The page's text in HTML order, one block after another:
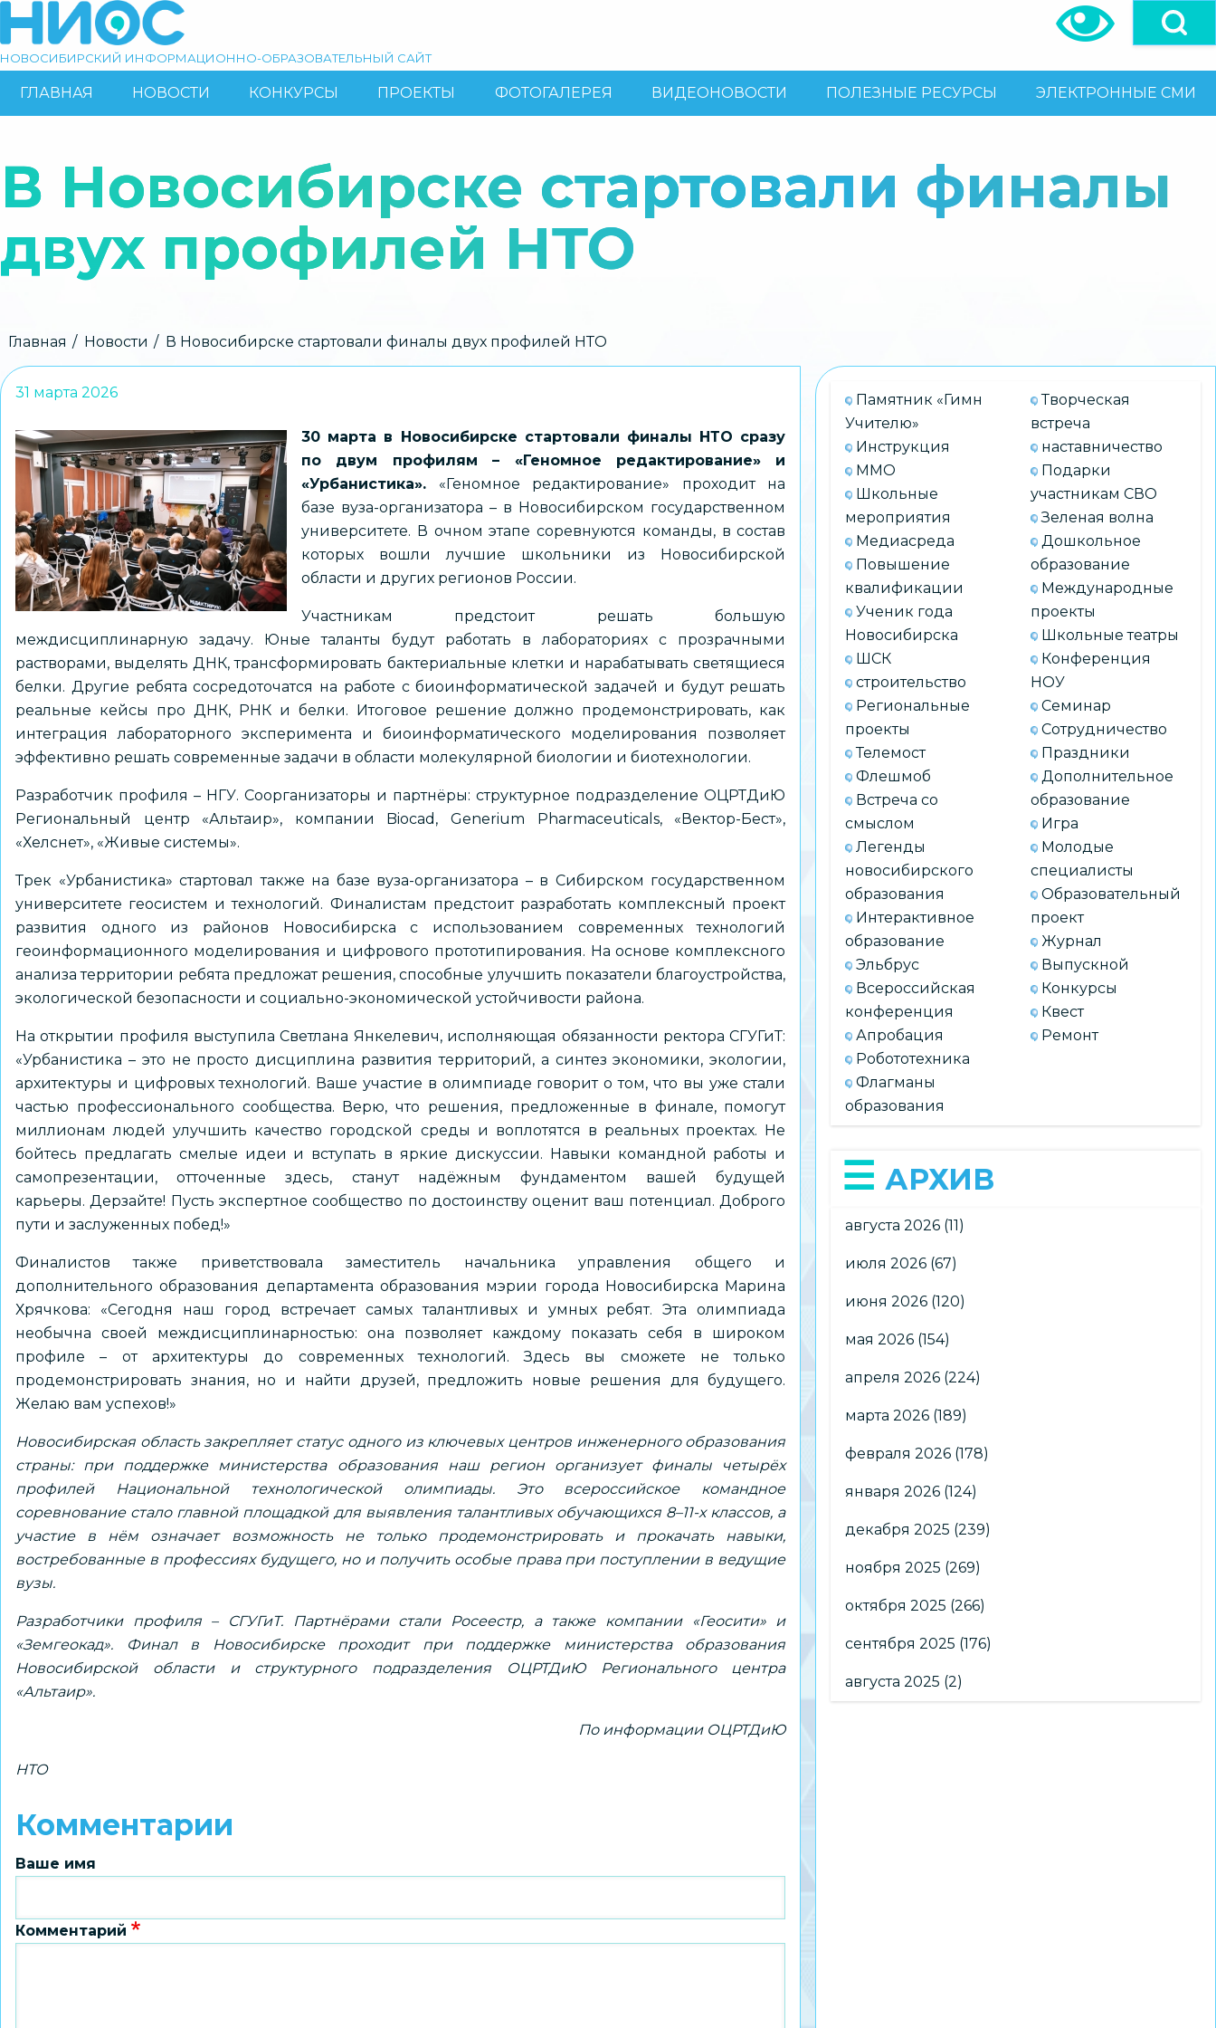
основному
Поиск
НОВОСИБИРСКИЙ ИНФОРМАЦИОННО-ОБРАЗОВАТЕЛЬНЫЙ САЙТ
ОСНОВНАЯ
ГЛАВНАЯ НОВОСТИ КОНКУРСЫ ПРОЕКТЫ ФОТОГАЛЕРЕЯ ВИДЕОНОВОСТИ ПОЛЕЗНЫЕ РЕСУРСЫ ЭЛЕКТРОННЫЕ СМИ
В Новосибирске стартовали финалы
двух профилей НТО
Строка
навигации
Главная Новости В Новосибирске стартовали финалы двух профилей НТО
31 марта 2026
30 марта в Новосибирске стартовали финалы НТО сразу
по двум профилям – «Геномное редактирование» и
«Урбанистика». «Геномное редактирование» проходит на
базе вуза-организатора – в Новосибирском государственном
университете. В очном этапе соревнуются команды, в состав
которых вошли лучшие школьники из Новосибирской
области и других регионов России.
Участникам предстоит решать большую
междисциплинарную задачу. Юные таланты будут работать в лабораториях с прозрачными
растворами, выделять ДНК, трансформировать бактериальные клетки и нарабатывать светящиеся
белки. Другие ребята сосредоточатся на работе с биоинформатической задачей и будут решать
реальные кейсы про ДНК, РНК и белки. Итоговое решение должно продемонстрировать, как
интеграция лабораторного эксперимента и биоинформатического моделирования позволяет
эффективно решать современные задачи в области молекулярной биологии и биотехнологии.
Разработчик профиля – НГУ. Соорганизаторы и партнёры: структурное подразделение ОЦРТДиЮ
Региональный центр «Альтаир», компании Biocad, Generium Pharmaceuticals, «Вектор-Бест»,
«Хелснет», «Живые системы».
Трек «Урбанистика» стартовал также на базе вуза-организатора – в Сибирском государственном
университете геосистем и технологий. Финалистам предстоит разработать комплексный проект
развития одного из районов Новосибирска с использованием современных технологий
геоинформационного моделирования и цифрового прототипирования. На основе комплексного
анализа территории ребята предложат решения, способные улучшить показатели благоустройства,
экологической безопасности и социально-экономической устойчивости района.
На открытии профиля выступила Светлана Янкелевич, исполняющая обязанности ректора СГУГиТ:
«Урбанистика – это не просто дисциплина развития территорий, а синтез экономики, экологии,
архитектуры и цифровых технологий. Ваше участие в олимпиаде говорит о том, что вы уже стали
частью профессионального сообщества. Верю, что решения, предложенные в финале, помогут
миллионам людей улучшить качество городской среды и воплотятся в реальных проектах. Не
бойтесь предлагать смелые идеи и вступать в яркие дискуссии. Навыки командной работы и
самопрезентации, отточенные здесь, станут надёжным фундаментом вашей будущей
карьеры. Дерзайте! Пусть экспертное сообщество по достоинству оценит ваш потенциал. Доброго
пути и заслуженных побед!»
Финалистов также приветствовала заместитель начальника управления общего и
дополнительного образования департамента образования мэрии города Новосибирска Марина
Хрячкова: «Сегодня наш город встречает самых талантливых и умных ребят. Эта олимпиада
необычна своей междисциплинарностью: она позволяет каждому показать себя в широком
профиле – от архитектуры до современных технологий. Здесь вы сможете не только
продемонстрировать знания, но и найти друзей, предложить новые решения для будущего.
Желаю вам успехов!»
Новосибирская область закрепляет статус одного из ключевых центров инженерного образования
страны: при поддержке министерства образования наш регион организует финалы четырёх
профилей
Национальной технологической олимпиады. Это всероссийское командное
соревнование стало главной площадкой для выявления талантливых обучающихся 8–11-х классов, а
участие в нём означает возможность не только продемонстрировать и прокачать навыки,
востребованные в профессиях будущего, но и получить особые права при поступлении в ведущие
вузы.
Разработчики профиля – СГУГиТ. Партнёрами стали Росеестр, а также компании «Геосити» и
«Земгеокад». Финал в Новосибирске проходит при поддержке министерства образования
Новосибирской области и структурного подразделения ОЦРТДиЮ Регионального центра
«Альтаир».
По информации ОЦРТДиЮ
НТО
Комментарии
Ваше имя
Комментарий
Памятник «Гимн
Учителю»
Инструкция
ММО
Школьные
мероприятия
Медиасреда
Повышение
квалификации
Ученик года
Новосибирска
ШСК
строительство
Региональные
проекты
Телемост
Флешмоб
Встреча со
смыслом
Легенды
новосибирского
образования
Интерактивное
образование
Эльбрус
Всероссийская
конференция
Апробация
Робототехника
Флагманы
образования
Творческая
встреча
наставничество
Подарки
участникам СВО
Зеленая волна
Дошкольное
образование
Международные
проекты
Школьные театры
Конференция
НОУ
Семинар
Сотрудничество
Праздники
Дополнительное
образование
Игра
Молодые
специалисты
Образовательный
проект
Журнал
Выпускной
Конкурсы
Квест
Ремонт
АРХИВ
августа 2026 (11)
июля 2026 (67)
июня 2026 (120)
мая 2026 (154)
апреля 2026 (224)
марта 2026 (189)
февраля 2026 (178)
января 2026 (124)
декабря 2025 (239)
ноября 2025 (269)
октября 2025 (266)
сентября 2025 (176)
августа 2025 (2)